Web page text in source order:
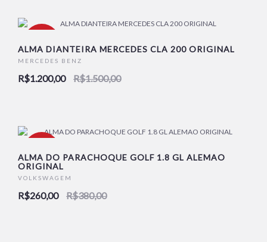
ALMA DIANTEIRA MERCEDES CLA 200 ORIGINAL
MERCEDES BENZ
R$1.200,00 R$1.500,00
ALMA DO PARACHOQUE GOLF 1.8 GL ALEMAO
ORIGINAL
VOLKSWAGEM
R$260,00 R$380,00